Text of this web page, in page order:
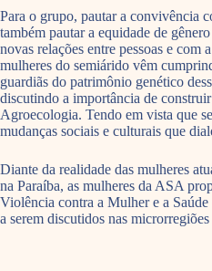
Para o grupo, pautar a convivência
também pautar a equidade de
novas relações entre pessoas e com
mulheres do semiárido vêm
guardiãs do patrimônio genético
discutindo a importância de
Agroecologia. Tendo em vista que
mudanças sociais e culturais que
Diante da realidade das mulheres
na Paraíba, as mulheres da ASA
Violência contra a Mulher e a
a serem discutidos nas